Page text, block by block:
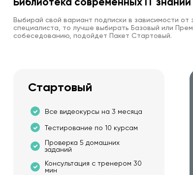
Выбирай свой вариант подписки в зависимости
специалиста, то лучше выбирать Базовый или
собеседованию, подойдет Пакет Стартовый.
Стартовый
Все видеокурсы на 3 месяца
Тестирование по 10 курсам
Проверка 5 домашних
заданий
Консультация с тренером 30
мин